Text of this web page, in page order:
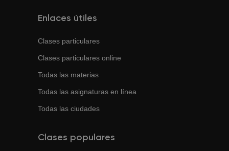
Enlaces útiles
Clases particulares
Clases particulares online
Todas las materias
Todas las asignaturas en línea
Todas las ciudades
Clases populares